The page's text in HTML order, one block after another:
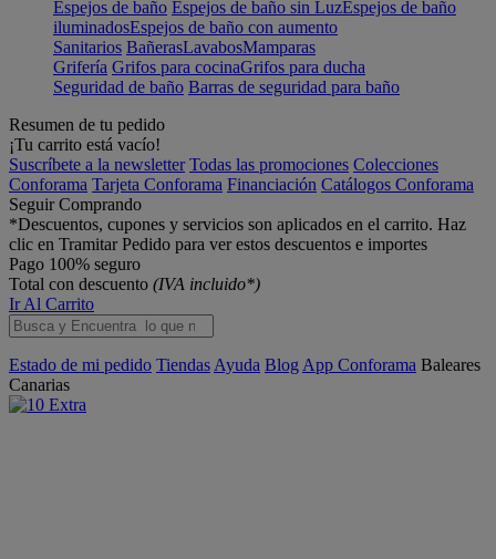
Espejos de baño Espejos de baño sin LuzEspejos de baño
iluminadosEspejos de baño con aumento
Sanitarios BañerasLavabosMamparas
Grifería Grifos para cocinaGrifos para ducha
Seguridad de baño Barras de seguridad para baño
Resumen de tu pedido
¡Tu carrito está vacío!
Suscríbete a la newsletter Todas las promociones Colecciones
Conforama Tarjeta Conforama Financiación Catálogos Conforama
Seguir Comprando
*Descuentos, cupones y servicios son aplicados en el carrito. Haz
clic en Tramitar Pedido para ver estos descuentos e importes
Pago 100% seguro
Total con descuento (IVA incluido*)
Ir Al Carrito
Estado de mi pedido Tiendas Ayuda Blog App Conforama Baleares
Canarias